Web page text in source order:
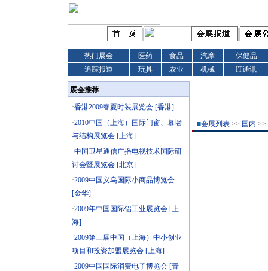
热门展会 医药 食品 汽摩
保健品
追踪报道
玩具 农业 机械 IT通讯
展会推荐
·香港2009春夏时装展览会 [香港]
·2010中国（上海）国际门窗、幕墙
与结构展览会 [上海]
·中国卫星通信广播电视技术国际研
讨会暨展览会 [北京]
·2009中国义乌国际小商品博览会
[金华]
·2009年中国国际铝工业展览会 [上
海]
·2009第三届中国（上海）中小创业
项目和投资加盟展览会 [上海]
·2009中国国际消费电子博览会 [青
■会展列表>> 国内 >>